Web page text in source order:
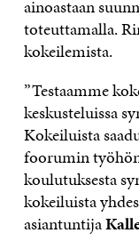
ainoastaan
toteuttamalla.
kokeilemista.
”Testaamme
keskusteluissa
Kokeiluista
foorumin
koulutuksesta
kokeiluista
asiantuntija